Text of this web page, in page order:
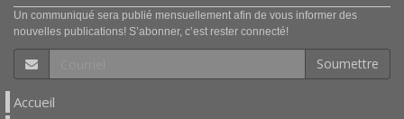
Un communiqué sera publié mensuellement afin de vous informer des
nouvelles publications! S’abonner, c’est rester connecté!
Soumettre
Accueil